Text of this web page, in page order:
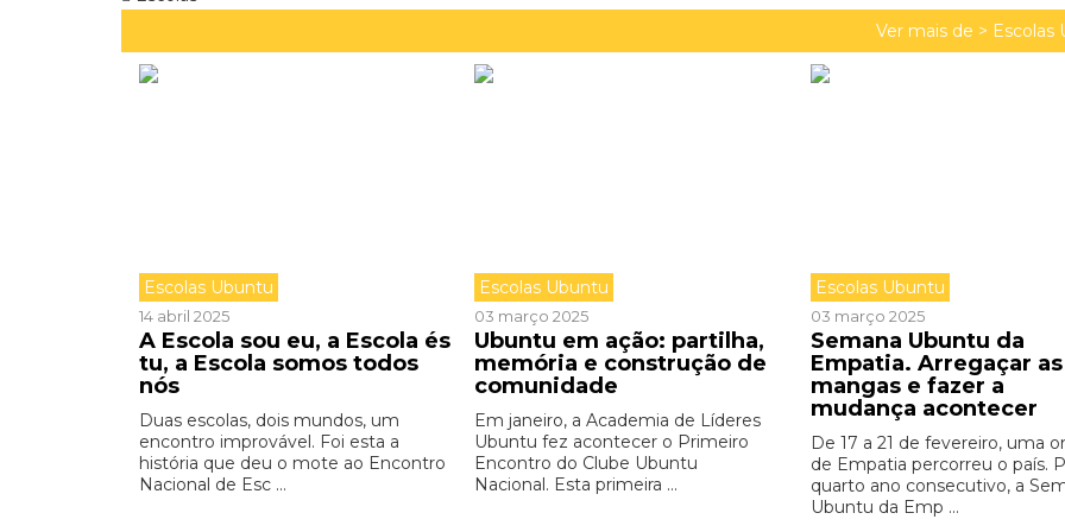
Ver mais de > Escolas
Escolas Ubuntu
14 abril 2025
A Escola sou eu, a Escola és
tu, a Escola somos todos
nós
Duas escolas, dois mundos, um
encontro improvável. Foi esta a
história que deu o mote ao Encontro
Nacional de Esc ...
Escolas Ubuntu
03 março 2025
Ubuntu em ação: partilha,
memória e construção de
comunidade
Em janeiro, a Academia de Líderes
Ubuntu fez acontecer o Primeiro
Encontro do Clube Ubuntu
Nacional. Esta primeira ...
Escolas Ubuntu
03 março 2025
Semana Ubuntu da
Empatia. Arregaçar as
mangas e fazer a
mudança acontecer
De 17 a 21 de fevereiro, uma
de Empatia percorreu o país.
quarto ano consecutivo, a
Ubuntu da Emp ...